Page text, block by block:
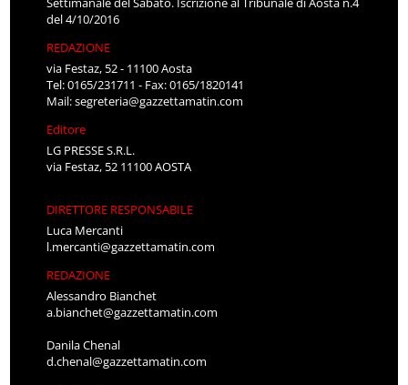
del 4/10/2016
REDAZIONE
via Festaz, 52 - 11100 Aosta
Tel: 0165/231711 - Fax: 0165/1820141
Mail:segreteria@gazzettamatin.com
Editore
LG PRESSE S.R.L.
via Festaz, 52 11100 AOSTA
DIRETTORE RESPONSABILE
Luca Mercanti
l.mercanti@gazzettamatin.com
REDAZIONE
Alessandro Bianchet
a.bianchet@gazzettamatin.com
Danila Chenal
d.chenal@gazzettamatin.com